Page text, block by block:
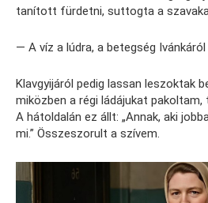
tanított fürdetni, suttogta a
— A víz a lúdra, a betegség Ivánkáról
Klavgyijáról pedig lassan leszoktak
miközben a régi ládájukat pakoltam,
A hátoldalán ez állt: „Annak, aki
mi.” Összeszorult a szívem.